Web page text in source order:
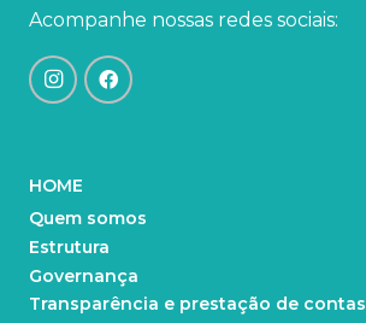
Acompanhe nossas redes sociais:
HOME
Quem somos
Estrutura
Governança
Transparência e prestação de contas